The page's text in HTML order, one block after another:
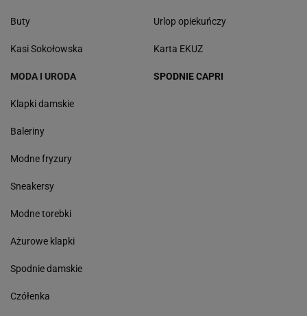
Buty
Kasi Sokołowska
Urlop opiekuńczy
Karta EKUZ
MODA I URODA
Klapki damskie
Baleriny
Modne fryzury
Sneakersy
Modne torebki
Ażurowe klapki
Spodnie damskie
Czółenka
SPODNIE CAPRI